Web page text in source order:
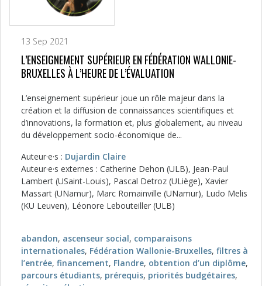
13 Sep 2021
L’ENSEIGNEMENT SUPÉRIEUR EN FÉDÉRATION WALLONIE-
BRUXELLES À L’HEURE DE L’ÉVALUATION
L’enseignement supérieur joue un rôle majeur dans la
création et la diffusion de connaissances scientifiques et
d’innovations, la formation et, plus globalement, au niveau
du développement socio-économique de...
Auteur·e·s : Dujardin Claire
Auteur·e·s externes : Catherine Dehon (ULB), Jean-Paul
Lambert (USaint-Louis), Pascal Detroz (ULiège), Xavier
Massart (UNamur), Marc Romainville (UNamur), Ludo Melis
(KU Leuven), Léonore Lebouteiller (ULB)
abandon, ascenseur social, comparaisons
internationales, Fédération Wallonie-Bruxelles, filtres à
l’entrée, financement, Flandre, obtention d’un diplôme,
parcours étudiants, prérequis, priorités budgétaires,